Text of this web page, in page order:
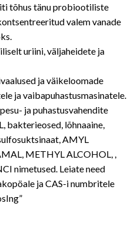
tõhus tänu probiootiliste
valem vanade
uriini, väljaheidete ja
ja väikeloomade
ja vaibapuhastusmasinatele.
ja puhastusvahendite
bakterieosed, lõhnaaine,
AMYL
METHYL ALCOHOL, ,
nimetused. Leiate need
ja CAS-i numbritele